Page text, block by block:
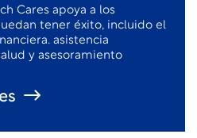
Cares apoya a los
tener éxito, incluido el
asistencia
y asesoramiento